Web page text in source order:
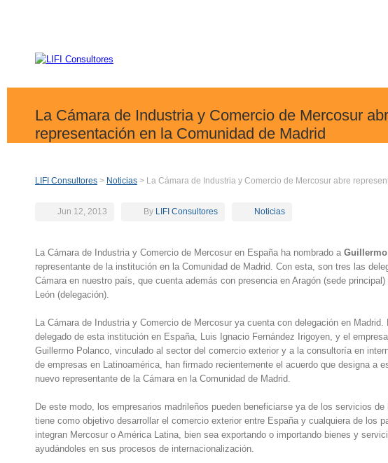
La Cámara de Industria y Comercio de Mercosur
representación en la Comunidad de Madrid
LIFI Consultores > Noticias > La Cámara de Industria y Comercio de Mercosur abre
Jun 12, 2013 By LIFI Consultores Noticias
La Cámara de Industria y Comercio de Mercosur en España ha nombrado a
representante de la institución en la Comunidad de Madrid. Con esta, son tres las
Cámara en nuestro país, que cuenta además con presencia en Aragón (sede
León (delegación).
La Cámara de Industria y Comercio de Mercosur ya cuenta con delegación en Madrid.
delegado de esta institución en España, Luis Ignacio Fernández Irigoyen, y el
Guillermo Polanco, vinculado al sector del comercio exterior y a la consultoría en
de empresas en Latinoamérica, han firmado recientemente el acuerdo que designa a
nuevo representante de la Cámara en la Comunidad de Madrid.
De este modo, los empresarios madrileños pueden beneficiarse ya de los servicios de
tiene como objetivo desarrollar el comercio exterior entre España y cualquiera de los
integran Mercosur o América Latina, bien sea exportando o importando bienes y
ayudándoles en sus procesos de internacionalización.